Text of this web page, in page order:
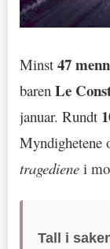
Minst 47
baren Le
januar. Rundt
Myndighetene
tragediene i
Tall i